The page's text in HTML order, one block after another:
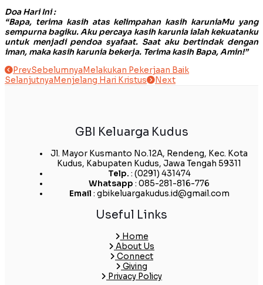
Doa Hari Ini :
“Bapa, terima kasih atas kelimpahan kasih karuniaMu yang
sempurna bagiku. Aku percaya kasih karunia ialah kekuatanku
untuk menjadi pendoa syafaat. Saat aku bertindak dengan
iman, maka kasih karunia bekerja. Terima kasih Bapa, Amin!”
PrevSebelumnya Melakukan Pekerjaan Baik
Selanjutnya Menjelang Hari Kristus Next
GBI Keluarga Kudus
Jl. Mayor Kusmanto No.12A, Rendeng, Kec. Kota
Kudus, Kabupaten Kudus, Jawa Tengah 59311
Telp. : (0291) 431474
Whatsapp : 085-281-816-776
Email : gbikeluargakudus.id@gmail.com
Useful Links
Home
About Us
Connect
Giving
Privacy Policy